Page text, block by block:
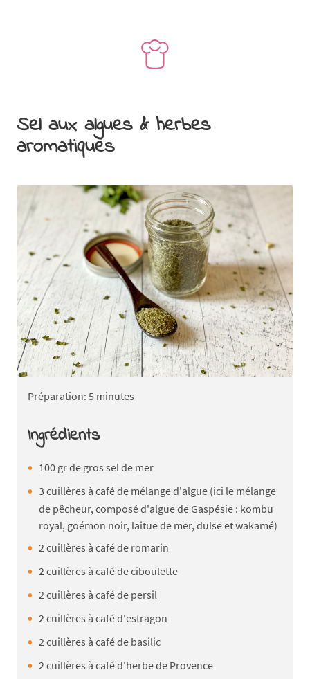
Sel aux algues & herbes
aromatiques
Préparation: 5 minutes
Ingrédients
100 gr de gros sel de mer
3 cuillères à café de mélange d'algue (ici le mélange
de pêcheur, composé d'algue de Gaspésie : kombu
royal, goémon noir, laitue de mer, dulse et wakamé)
2 cuillères à café de romarin
2 cuillères à café de ciboulette
2 cuillères à café de persil
2 cuillères à café d'estragon
2 cuillères à café de basilic
2 cuillères à café d'herbe de Provence